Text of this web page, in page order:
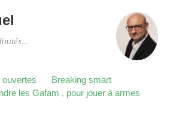
ouvertes
Breaking smart
les Gafam , pour jouer à armes